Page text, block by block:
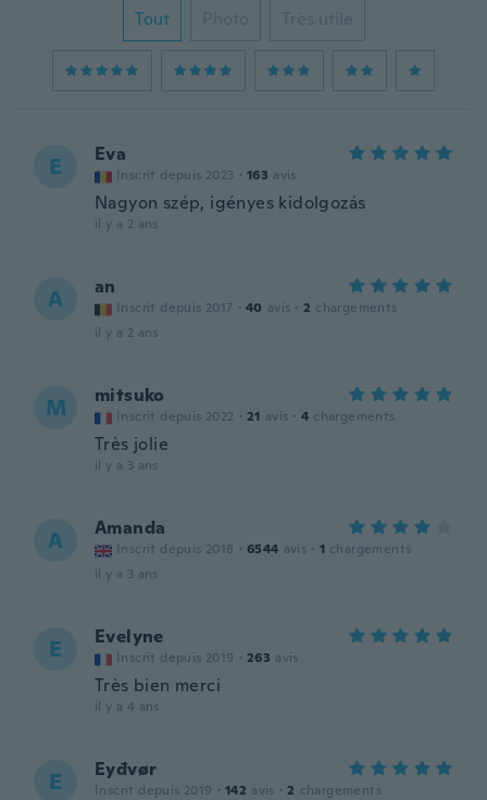
Tout Photo Très utile
E Eva
Inscrit depuis 2023 · 163 avis
Nagyon szép, igényes kidolgozás
il y a 2 ans
A an
Inscrit depuis 2017 · 40 avis · 2 chargements
il y a 2 ans
M mitsuko
Inscrit depuis 2022 · 21 avis · 4 chargements
Très jolie
il y a 3 ans
A Amanda
Inscrit depuis 2018 · 6544 avis · 1 chargements
il y a 3 ans
E Evelyne
Inscrit depuis 2019 · 263 avis
Très bien merci
il y a 4 ans
E Eyđvør
Inscrit depuis 2019 · 142 avis · 2 chargements